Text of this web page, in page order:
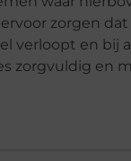
zorgen
verloopt en bij
zorgvuldig en